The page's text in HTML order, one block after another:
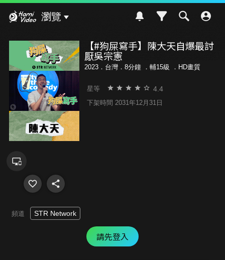
瀏覽
【#狗屎寫手】陳大天自爆最討
厭吳宗憲
2023．台灣．8分鐘 ． 輔15級 ．HD畫質
星等 4.4
下架時間 2031年12月31日
頻道 STR Network
請先登入